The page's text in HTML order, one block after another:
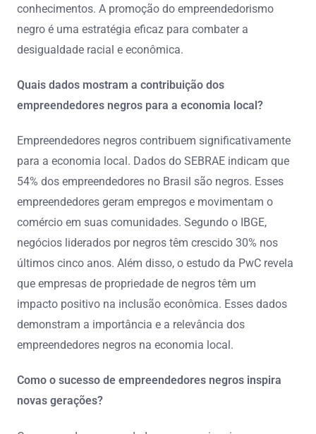
conhecimentos. A promoção do empreendedorismo
negro é uma estratégia eficaz para combater a
desigualdade racial e econômica.
Quais dados mostram a contribuição dos
empreendedores negros para a economia local?
Empreendedores negros contribuem significativamente
para a economia local. Dados do SEBRAE indicam que
54% dos empreendedores no Brasil são negros. Esses
empreendedores geram empregos e movimentam o
comércio em suas comunidades. Segundo o IBGE,
negócios liderados por negros têm crescido 30% nos
últimos cinco anos. Além disso, o estudo da PwC revela
que empresas de propriedade de negros têm um
impacto positivo na inclusão econômica. Esses dados
demonstram a importância e a relevância dos
empreendedores negros na economia local.
Como o sucesso de empreendedores negros inspira
novas gerações?